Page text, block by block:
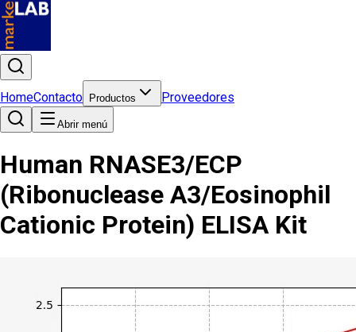
HomeContacto Productos Proveedores
Abrir menú
Human RNASE3/ECP
(Ribonuclease A3/Eosinophil
Cationic Protein) ELISA Kit